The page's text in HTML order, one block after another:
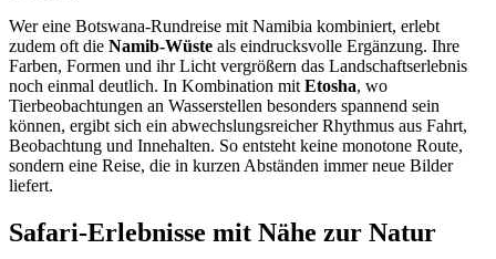
Wer eine Botswana-Rundreise mit Namibia kombiniert, erlebt
zudem oft die Namib-Wüste als eindrucksvolle Ergänzung. Ihre
Farben, Formen und ihr Licht vergrößern das Landschaftserlebnis
noch einmal deutlich. In Kombination mit Etosha, wo
Tierbeobachtungen an Wasserstellen besonders spannend sein
können, ergibt sich ein abwechslungsreicher Rhythmus aus Fahrt,
Beobachtung und Innehalten. So entsteht keine monotone Route,
sondern eine Reise, die in kurzen Abständen immer neue Bilder
liefert.
Safari-Erlebnisse mit Nähe zur Natur